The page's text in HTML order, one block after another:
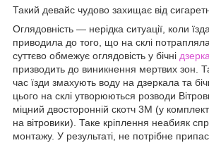
Такий девайс чудово захищає від
Оглядовність — нерідка ситуації, коли
приводила до того, що на склі
суттєво обмежує оглядовість у бічні
призводить до виникнення мертвих зон.
час їзди змахують воду на дзеркала та
цього на склі утворюються розводи
міцний двосторонній скотч 3М (у
на вітровики). Таке кріплення неабияк
монтажу. У результаті, не потрібне